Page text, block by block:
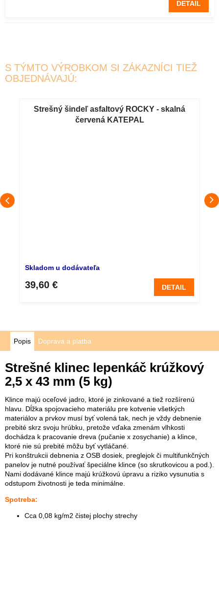
DETAIL
S TÝMTO VÝROBKOM SI ZÁKAZNÍCI TIEŽ
OBJEDNÁVAJÚ:
Strešný šindeľ asfaltový ROCKY - skalná
červená KATEPAL
Skladom u dodávateľa
39,60 € DETAIL
Popis Doprava a platba
Strešné klinec lepenkáč krúžkový
2,5 x 43 mm (5 kg)
Klince majú oceľové jadro, ktoré je zinkované a tiež rozšírenú
hlavu. Dĺžka spojovacieho materiálu pre kotvenie všetkých
materiálov a prvkov musí byť volená tak, nech je vždy debnenie
prebité skrz svoju hrúbku, pretože vďaka zmenám vlhkosti
dochádza k pracovanie dreva (pučanie x zosychanie) a klince,
ktoré nie sú prebité môžu byť vytláčané.
Pri konštrukcii debnenia z OSB dosiek, preglejok či multifunkčných
panelov je nutné používať špeciálne klince (so skrutkovicou a pod.).
Nami dodávané klince majú krúžkovú úpravu a riziko vysunutia s
odstupom životnosti je teda minimálne.
Spotreba:
Cca 0,08 kg/m2 čistej plochy strechy